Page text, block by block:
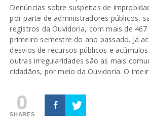
Denúncias sobre suspeitas de
por parte de administradores públicos,
registros da Ouvidoria, com mais de
primeiro semestre do ano passado. Já
desvios de recursos públicos e
outras irregularidades são as mais
cidadãos, por meio da Ouvidoria. O
0
SHARES